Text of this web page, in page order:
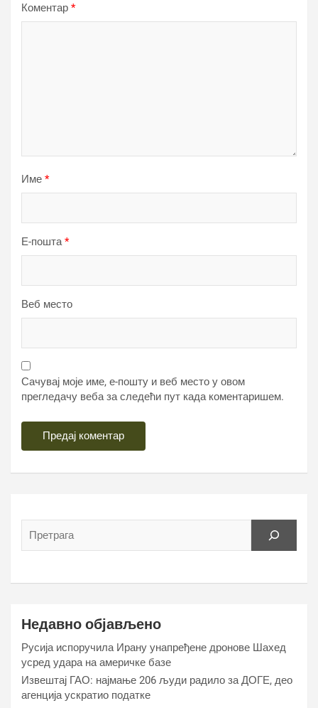
Коментар *
Име *
Е-пошта*
Веб место
Сачувај моје име, е-пошту и веб место у овом
прегледачу веба за следећи пут када коментаришем.
Недавно објављено
Русија испоручила Ирану унапређене дронове Шахед
усред удара на америчке базе
Извештај ГАО: најмање 206 људи радило за ДОГЕ, део
агенција ускратио податке